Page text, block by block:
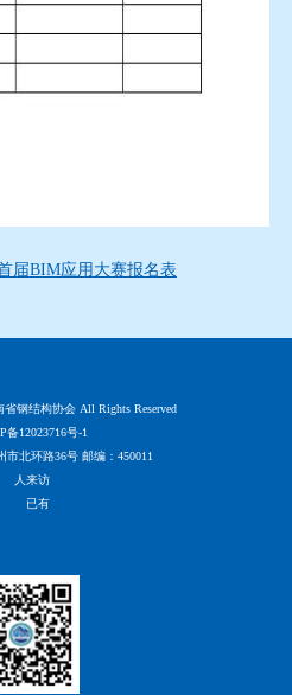
届BIM应用大赛报名表
钢结构协会 All Rights Reserved
备12023716号-1
市北环路36号 邮编：450011
人来访
已有